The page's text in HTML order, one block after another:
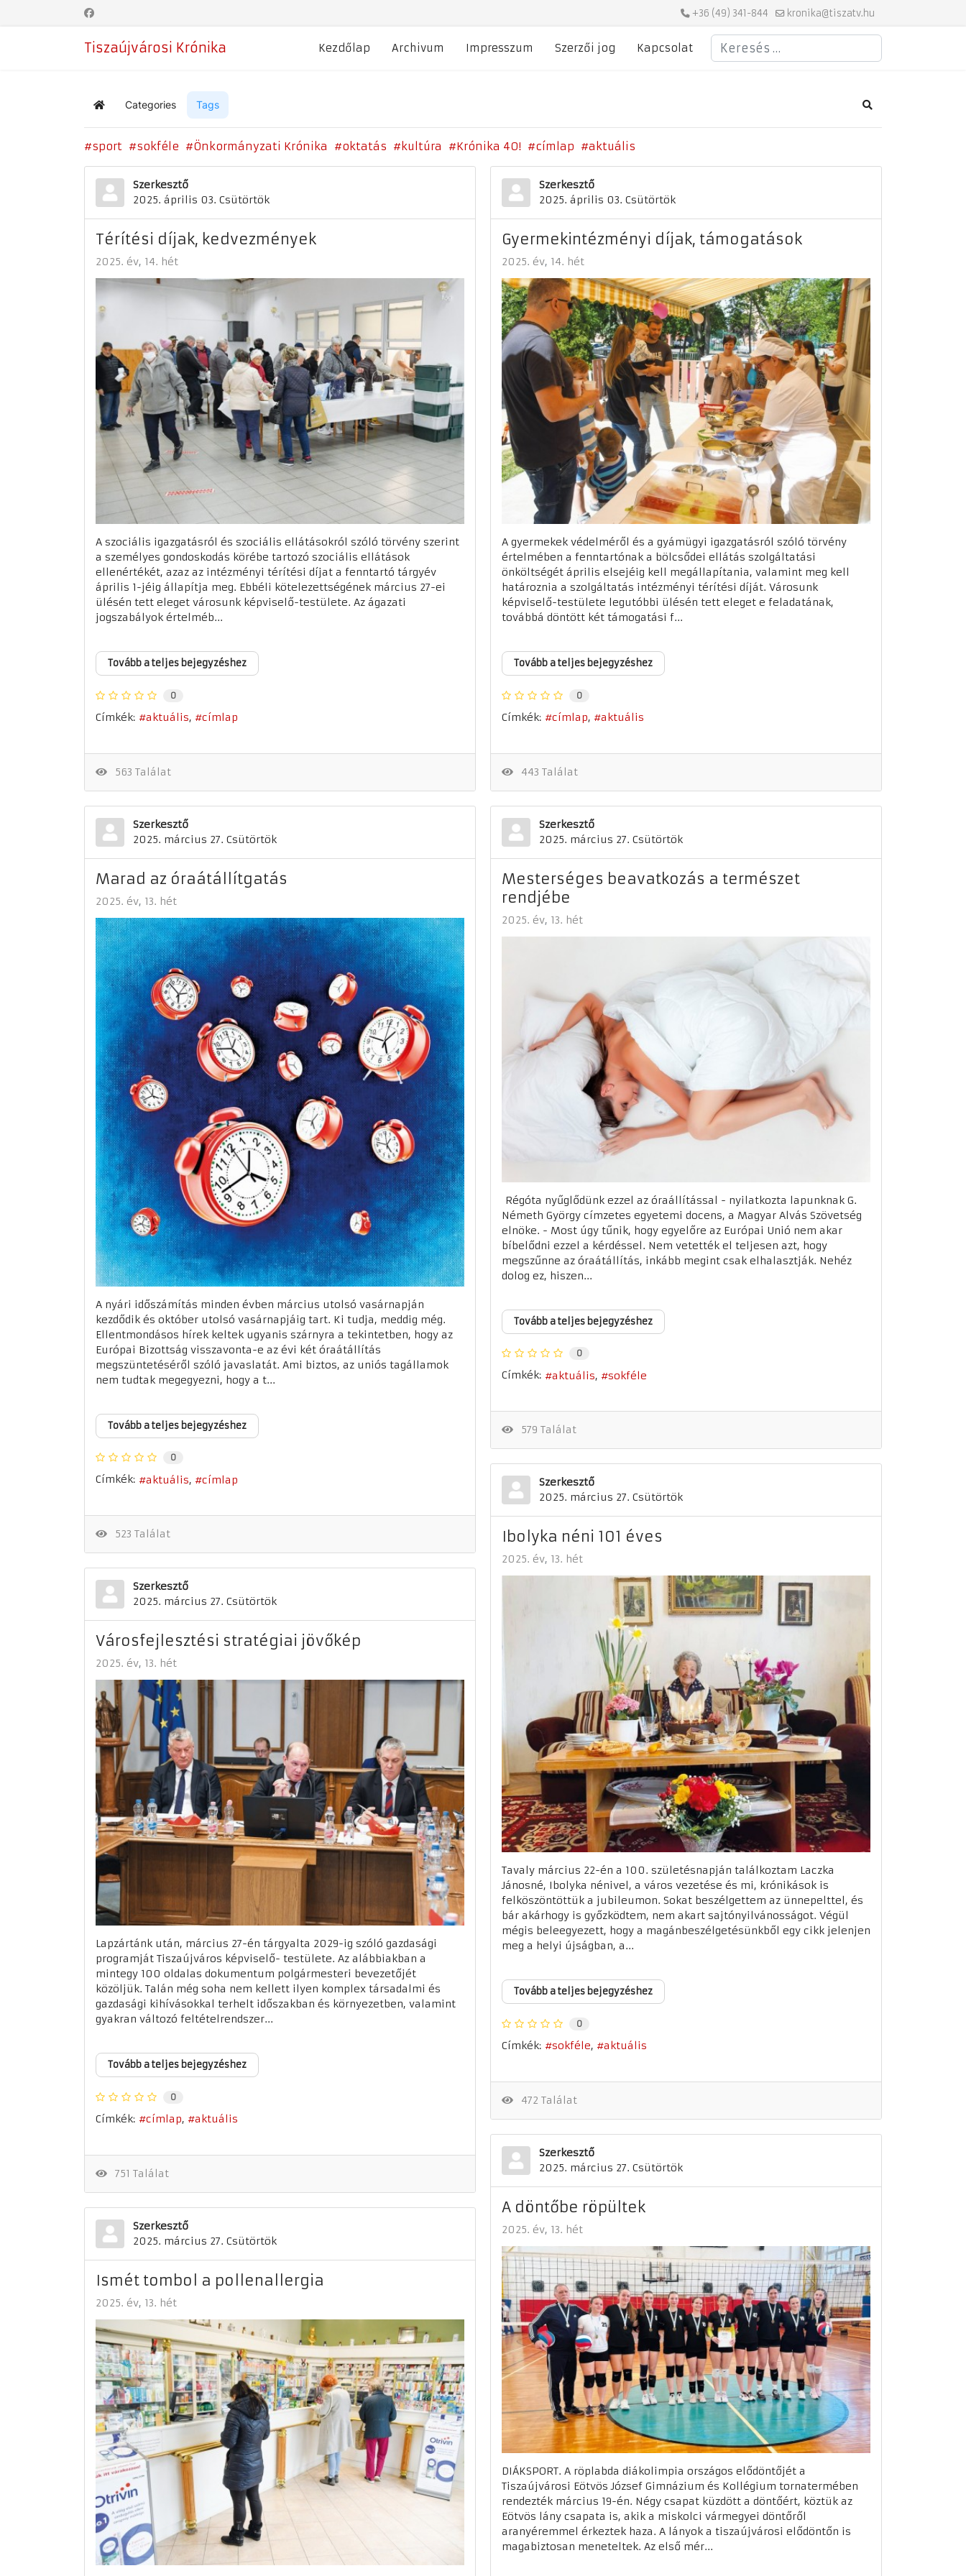
+36 (49) 341-844 kronika@tiszatv.hu
Tiszaújvárosi Krónika Kezdőlap Archivum Impresszum Szerzői jog Kapcsolat
Keresés
Home Categories Tags Search
sport sokféle Önkormányzati Krónika oktatás kultúra Krónika 40! címlap aktuális
Szerkesztő
2025. április 03. Csütörtök
Térítési díjak, kedvezmények
2025. év 14. hét
A szociális igazgatásról és szociális ellátásokról szóló törvény szerint
a személyes gondoskodás körébe tartozó szociális ellátások
ellenértékét, azaz az intézményi térítési díjat a fenntartó tárgyév
április 1-jéig állapítja meg. Ebbéli kötelezettségének március 27-ei
ülésén tett eleget városunk képviselő-testülete. Az ágazati
jogszabályok értelméb...
Tovább a teljes bejegyzéshez
0
Címkék: aktuális címlap
563 Találat
Szerkesztő
2025. április 03. Csütörtök
Gyermekintézményi díjak, támogatások
2025. év 14. hét
A gyermekek védelméről és a gyámügyi igazgatásról szóló törvény
értelmében a fenntartónak a bölcsődei ellátás szolgáltatási
önköltségét április elsejéig kell megállapítania, valamint meg kell
határoznia a szolgáltatás intézményi térítési díját. Városunk
képviselő-testülete legutóbbi ülésén tett eleget e feladatának,
továbbá döntött két támogatási f...
Tovább a teljes bejegyzéshez
0
Címkék: címlap aktuális
443 Találat
Szerkesztő
2025. március 27. Csütörtök
Marad az óraátállítgatás
2025. év 13. hét
A nyári időszámítás minden évben március utolsó vasárnapján
kezdődik és október utolsó vasárnapjáig tart. Ki tudja, meddig még.
Ellentmondásos hírek keltek ugyanis szárnyra a tekintetben, hogy az
Európai Bizottság visszavonta-e az évi két óraátállítás
megszüntetéséről szóló javaslatát. Ami biztos, az uniós tagállamok
nem tudtak megegyezni, hogy a t...
Tovább a teljes bejegyzéshez
0
Címkék: aktuális címlap
523 Találat
Szerkesztő
2025. március 27. Csütörtök
Mesterséges beavatkozás a természet
rendjébe
2025. év 13. hét
Régóta nyűglődünk ezzel az óraállítással - nyilatkozta lapunknak G.
Németh György címzetes egyetemi docens, a Magyar Alvás Szövetség
elnöke. - Most úgy tűnik, hogy egyelőre az Európai Unió nem akar
bíbelődni ezzel a kérdéssel. Nem vetették el teljesen azt, hogy
megszűnne az óraátállítás, inkább megint csak elhalasztják. Nehéz
dolog ez, hiszen...
Tovább a teljes bejegyzéshez
0
Címkék: aktuális sokféle
579 Találat
Szerkesztő
2025. március 27. Csütörtök
Ibolyka néni 101 éves
2025. év 13. hét
Tavaly március 22-én a 100. születésnapján találkoztam Laczka
Jánosné, Ibolyka nénivel, a város vezetése és mi, krónikások is
felköszöntöttük a jubileumon. Sokat beszélgettem az ünnepelttel, és
bár akárhogy is győzködtem, nem akart sajtónyilvánosságot. Végül
mégis beleegyezett, hogy a magánbeszélgetésünkből egy cikk jelenjen
meg a helyi újságban, a...
Tovább a teljes bejegyzéshez
0
Címkék: sokféle aktuális
472 Találat
Szerkesztő
2025. március 27. Csütörtök
Városfejlesztési stratégiai jövőkép
2025. év 13. hét
Lapzártánk után, március 27-én tárgyalta 2029-ig szóló gazdasági
programját Tiszaújváros képviselő- testülete. Az alábbiakban a
mintegy 100 oldalas dokumentum polgármesteri bevezetőjét
közöljük. Talán még soha nem kellett ilyen komplex társadalmi és
gazdasági kihívásokkal terhelt időszakban és környezetben, valamint
gyakran változó feltételrendszer...
Tovább a teljes bejegyzéshez
0
Címkék: címlap aktuális
751 Találat
Szerkesztő
2025. március 27. Csütörtök
A döntőbe röpültek
2025. év 13. hét
DIÁKSPORT. A röplabda diákolimpia országos elődöntőjét a
Tiszaújvárosi Eötvös József Gimnázium és Kollégium tornatermében
rendezték március 19-én. Négy csapat küzdött a döntőért, köztük az
Eötvös lány csapata is, akik a miskolci vármegyei döntőről
aranyéremmel érkeztek haza. A lányok a tiszaújvárosi elődöntőn is
magabiztosan meneteltek. Az első mér...
Szerkesztő
2025. március 27. Csütörtök
Ismét tombol a pollenallergia
2025. év 13. hét